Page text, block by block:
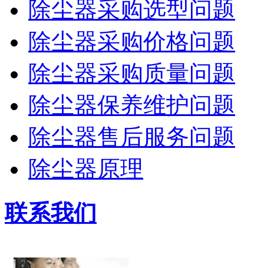
除尘器采购选型问题
除尘器采购价格问题
除尘器采购质量问题
除尘器保养维护问题
除尘器售后服务问题
除尘器原理
联系我们